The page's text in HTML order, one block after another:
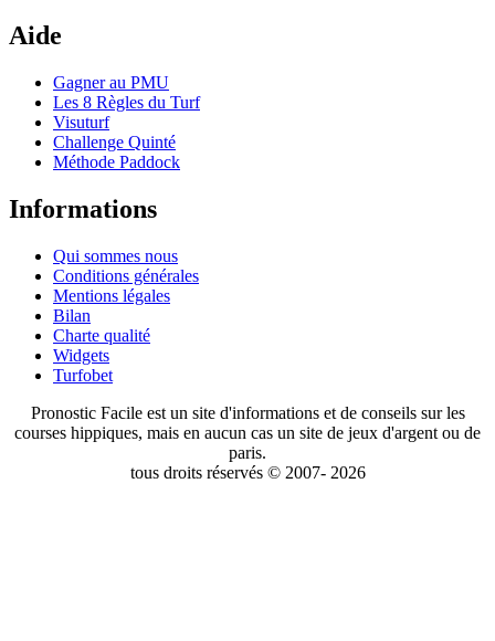
Aide
Gagner au PMU
Les 8 Règles du Turf
Visuturf
Challenge Quinté
Méthode Paddock
Informations
Qui sommes nous
Conditions générales
Mentions légales
Bilan
Charte qualité
Widgets
Turfobet
Pronostic Facile est un site d'informations et de conseils sur les
courses hippiques, mais en aucun cas un site de jeux d'argent ou de
paris.
tous droits réservés © 2007- 2026